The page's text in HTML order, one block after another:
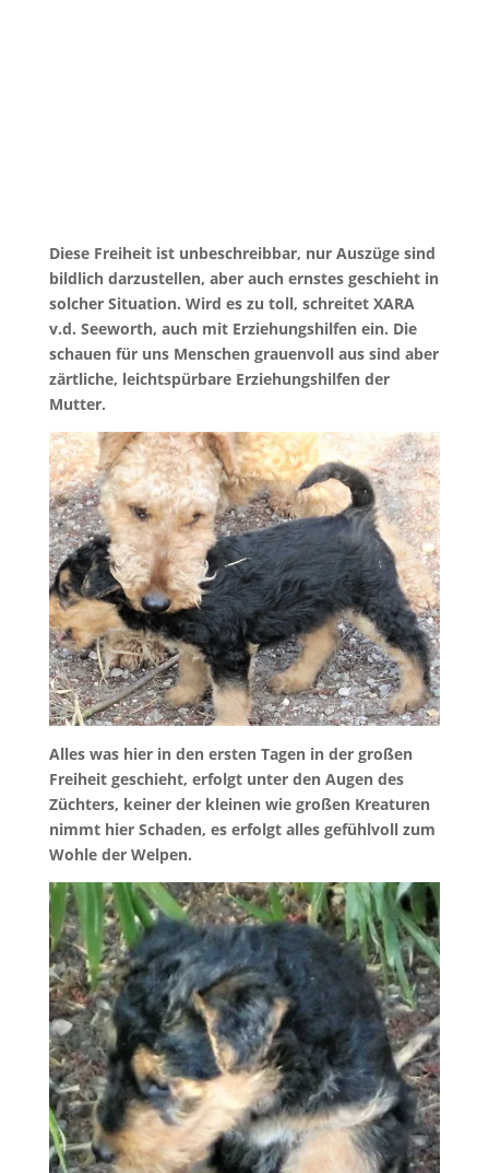
Diese Freiheit ist unbeschreibbar, nur Auszüge sind
bildlich darzustellen, aber auch ernstes geschieht in
solcher Situation. Wird es zu toll, schreitet XARA
v.d. Seeworth, auch mit Erziehungshilfen ein. Die
schauen für uns Menschen grauenvoll aus sind aber
zärtliche, leichtspürbare Erziehungshilfen der
Mutter.
Alles was hier in den ersten Tagen in der großen
Freiheit geschieht, erfolgt unter den Augen des
Züchters, keiner der kleinen wie großen Kreaturen
nimmt hier Schaden, es erfolgt alles gefühlvoll zum
Wohle der Welpen.